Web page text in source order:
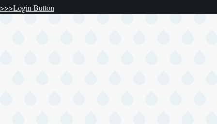
>>>Login Button